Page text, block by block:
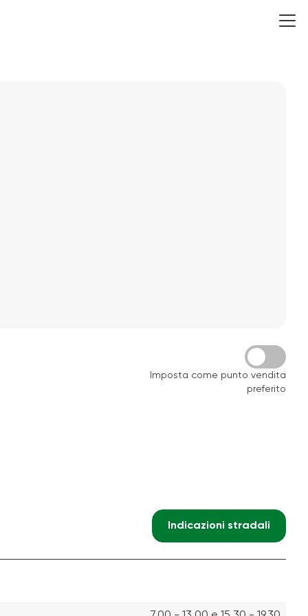
Imposta come punto vendita
preferito
Indicazioni stradali